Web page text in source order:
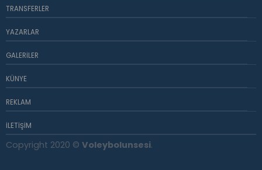
TRANSFERLER
YAZARLAR
GALERILER
KÜNYE
REKLAM
İLETIŞIM
Copyright 2020 © Voleybolunsesi.